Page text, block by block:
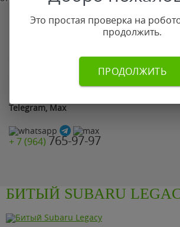
Если по каким-то причинам Вы не смогли
на сайте позвоните нам по телефону:
765-97-97
899-87-78
Telegram, Max
+ 7 (964) 765-97-97
БИТЫЙ SUBARU
Это простая проверка на
продолжить.
ПРОДОЛЖИТЬ